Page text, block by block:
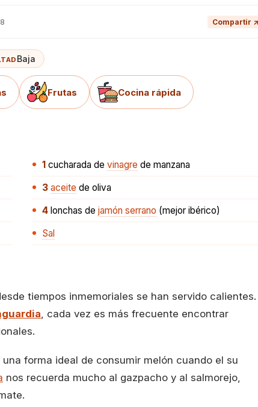
Compartir ↗
Baja
Frutas Cocina rápida
1 cucharada de vinagre de manzana
3 aceite de oliva
4 lonchas de jamón serrano (mejor ibérico)
Sal
tiempos inmemoriales se han servido calientes.
, cada vez es más frecuente encontrar
una forma ideal de consumir melón cuando el su
nos recuerda mucho al gazpacho y al salmorejo,